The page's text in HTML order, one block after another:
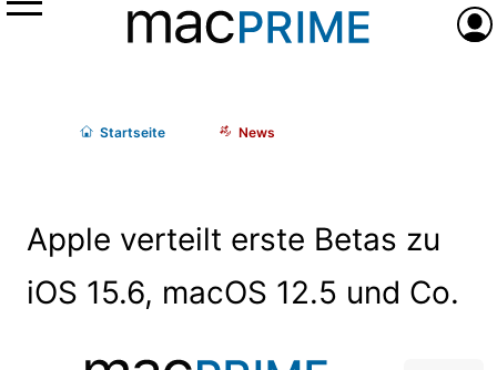
Menü
Startseite News
Apple verteilt erste Betas zu
iOS 15.6, macOS 12.5 und Co.